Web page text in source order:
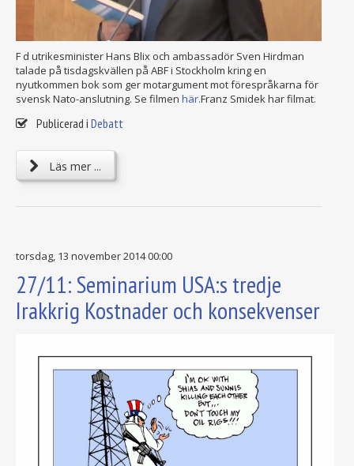
F d utrikesminister Hans Blix och ambassadör Sven Hirdman
talade på tisdagskvällen på ABF i Stockholm kring en
nyutkommen bok som ger motargument mot förespråkarna för
svensk Nato-anslutning. Se filmen här.Franz Smidek har filmat.
Publicerad i Debatt
Läs mer ...
torsdag, 13 november 2014 00:00
27/11: Seminarium USA:s tredje
Irakkrig Kostnader och konsekvenser